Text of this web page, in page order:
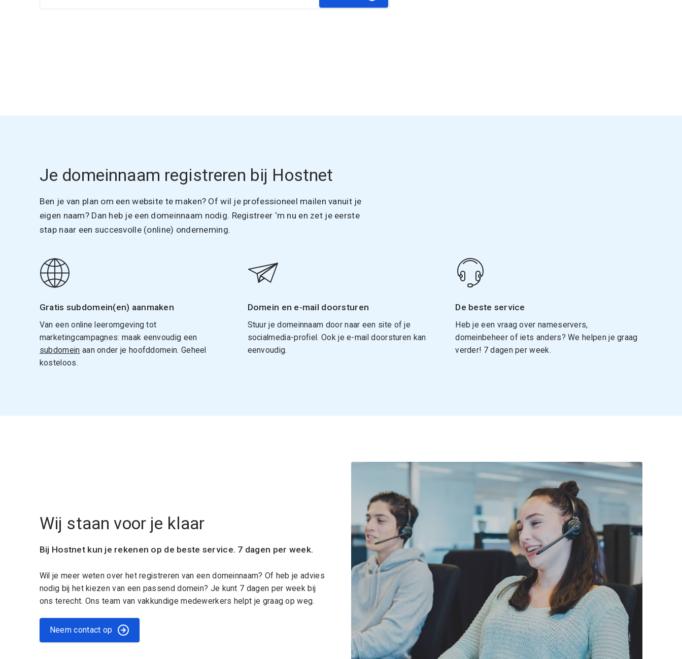
Je domeinnaam registreren bij Hostnet
Ben je van plan om een website te maken? Of wil je professioneel mailen vanuit je
eigen naam? Dan heb je een domeinnaam nodig. Registreer ‘m nu en zet je eerste
stap naar een succesvolle (online) onderneming.
Gratis subdomein(en) aanmaken
Van een online leeromgeving tot
marketingcampagnes: maak eenvoudig een
subdomein aan onder je hoofddomein. Geheel
kosteloos.
Domein en e-mail doorsturen
Stuur je domeinnaam door naar een site of je
socialmedia-profiel. Ook je e-mail doorsturen kan
eenvoudig.
De beste service
Heb je een vraag over nameservers,
domeinbeheer of iets anders? We helpen je graag
verder! 7 dagen per week.
Wij staan voor je klaar
Bij Hostnet kun je rekenen op de beste service. 7 dagen per week.
Wil je meer weten over het registreren van een domeinnaam? Of heb je advies
nodig bij het kiezen van een passend domein? Je kunt 7 dagen per week bij
ons terecht. Ons team van vakkundige medewerkers helpt je graag op weg.
Neem contact op